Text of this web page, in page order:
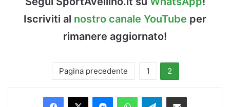
Iscriviti al nostro canale YouTube per
rimanere aggiornato!
Pagina precedente 1 2
Facebook
X MessengerWhatsAppTelegramCondividi via Email